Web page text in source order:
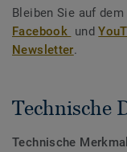
Bleiben Sie auf
Facebook und
Newsletter.
Technische
Technische